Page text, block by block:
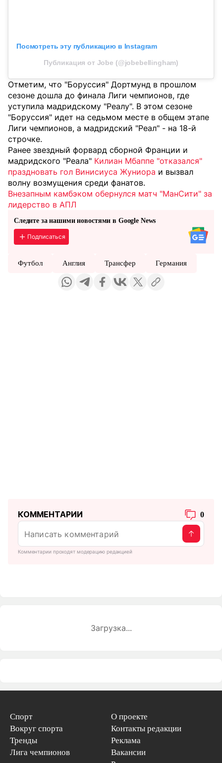
Посмотреть эту публикацию в Instagram
Публикация от Jobe (@jobebellingham)
Отметим, что "Боруссия" Дортмунд в прошлом
сезоне дошла до финала Лиги чемпионов, где
уступила мадридскому "Реалу". В этом сезоне
"Боруссия" идет на седьмом месте в общем этапе
Лиги чемпионов, а мадридский "Реал" - на 18-й
строчке.
Ранее звездный форвард сборной Франции и
мадридского "Реала" Килиан Мбаппе "отказался"
праздновать гол Винисиуса Жуниора и вызвал
волну возмущения среди фанатов.
Внезапным камбэком обернулся матч "МанСити" за
лидерство в АПЛ
Следите за нашими новостями в Google News
Подписаться
Футбол Англия Трансфер Германия
КОММЕНТАРИИ 0
Комментарии проходят модерацию редакцией
Загрузка...
Спорт
Вокруг спорта
Тренды
Лига чемпионов
О проекте
Контакты редакции
Реклама
Вакансии